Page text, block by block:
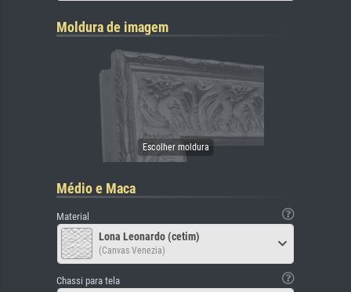
Moldura de imagem
Médio e Maca
Material
Lona Leonardo (cetim)
(Canvas Venezia)
Chassi para tela